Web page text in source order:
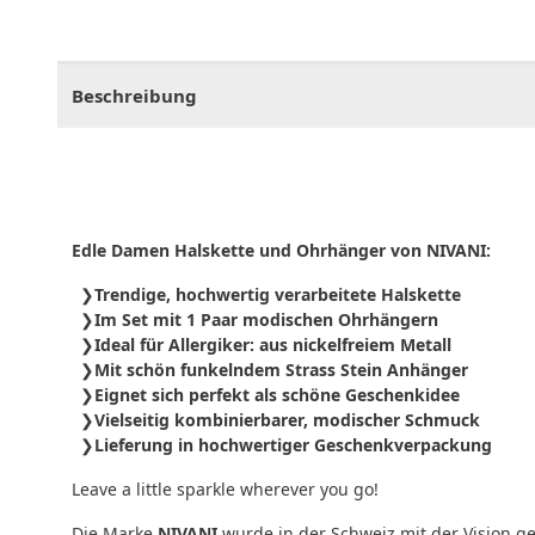
Beschreibung
Edle Damen Halskette und Ohrhänger von NIVANI:
Trendige, hochwertig verarbeitete Halskette
Im Set mit 1 Paar modischen Ohrhängern
Ideal für Allergiker: aus nickelfreiem Metall
Mit schön funkelndem Strass Stein Anhänger
Eignet sich perfekt als schöne Geschenkidee
Vielseitig kombinierbarer, modischer Schmuck
Lieferung in hochwertiger Geschenkverpackung
Leave a little sparkle wherever you go!